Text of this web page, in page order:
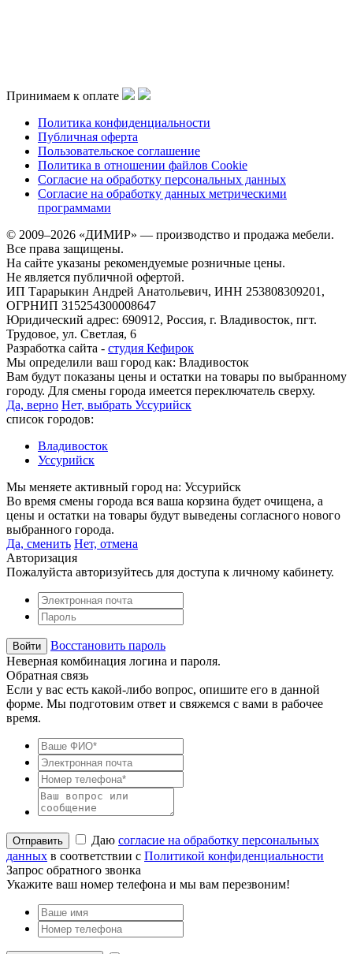
Принимаем к оплате
Политика конфиденциальности
Публичная оферта
Пользовательское соглашение
Политика в отношении файлов Cookie
Согласие на обработку персональных данных
Согласие на обработку данных метрическими
программами
© 2009–2026 «ДИМИР» — производство и продажа мебели.
Все права защищены.
На сайте указаны рекомендуемые розничные цены.
Не является публичной офертой.
ИП Тарарыкин Андрей Анатольевич, ИНН 253808309201,
ОГРНИП 315254300008647
Юридический адрес: 690912, Россия, г. Владивосток, пгт.
Трудовое, ул. Светлая, 6
Разработка сайта - студия Кефирок
Мы определили ваш город как: Владивосток
Вам будут показаны цены и остатки на товары по выбранному
городу. Для смены города имеется переключатель сверху.
Да, верно Нет, выбрать Уссурийск
список городов:
Владивосток
Уссурийск
Мы меняете активный город на: Уссурийск
Во время смены города вся ваша корзина будет очищена, а
цены и остатки на товары будут выведены согласного нового
выбранного города.
Да, сменить Нет, отмена
Авторизация
Пожалуйста авторизуйтесь для доступа к личному кабинету.
Восстановить пароль
Неверная комбинация логина и пароля.
Обратная связь
Если у вас есть какой-либо вопрос, опишите его в данной
форме. Мы подготовим ответ и свяжемся с вами в рабочее
время.
Даю согласие на обработку персональных
данных в соответствии с Политикой конфиденциальности
Запрос обратного звонка
Укажите ваш номер телефона и мы вам перезвоним!